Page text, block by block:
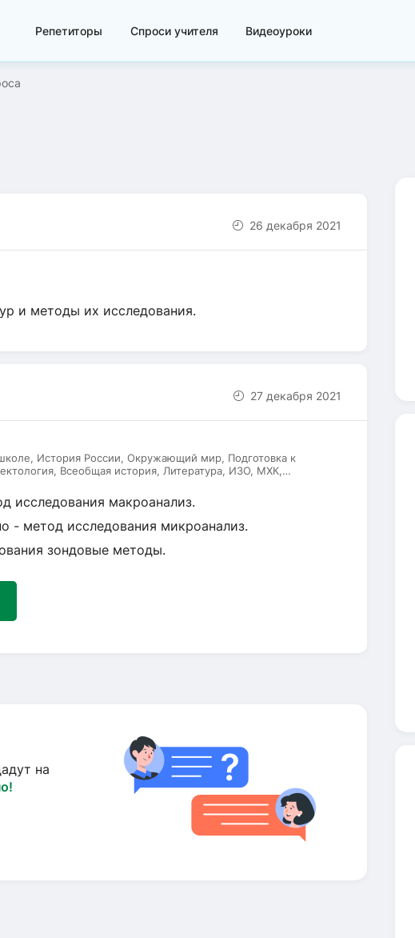
Репетиторы Спроси учителя Видеоуроки
26 декабря 2021
и методы их исследования.
27 декабря 2021
История России, Окружающий мир, Подготовка к
Всеобщая история, Литература, ИЗО, МХК,
исследования макроанализ.
- метод исследования микроанализ.
зондовые методы.
на